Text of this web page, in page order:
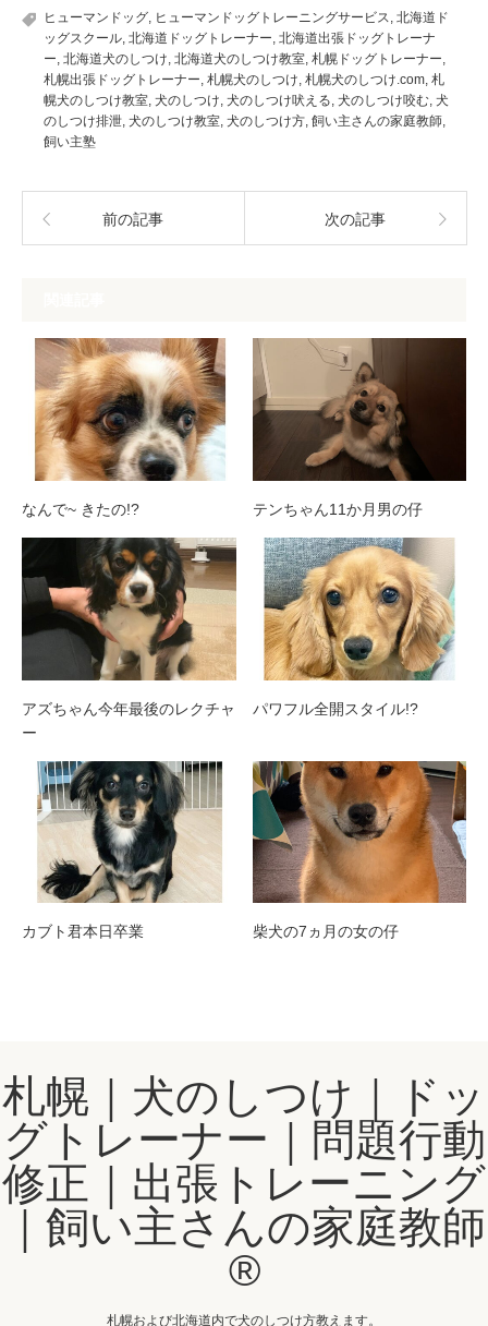
ヒューマンドッグ ヒューマンドッグトレーニングサービス 北海道ド
ッグスクール 北海道ドッグトレーナー 北海道出張ドッグトレーナ
ー 北海道犬のしつけ 北海道犬のしつけ教室 札幌ドッグトレーナー
札幌出張ドッグトレーナー 札幌犬のしつけ 札幌犬のしつけ.com 札
幌犬のしつけ教室 犬のしつけ 犬のしつけ吠える 犬のしつけ咬む 犬
のしつけ排泄 犬のしつけ教室 犬のしつけ方 飼い主さんの家庭教師
飼い主塾
前の記事 次の記事
なんで~ きたの!? テンちゃん11か月男の仔
アズちゃん今年最後のレクチャ
ー
パワフル全開スタイル!?
カブト君本日卒業 柴犬の7ヵ月の女の仔
札幌｜犬のしつけ｜ドッ
グトレーナー｜問題行動
修正｜出張トレーニング
｜飼い主さんの家庭教師
®️
札幌および北海道内で犬のしつけ方教えます。